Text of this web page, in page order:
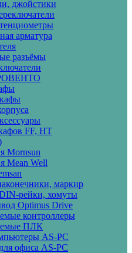
джойстики
арматура
разъёмы
FF, HT
Mornsun
Mean Well
маркир
рейки, хомуты
Optimus Drive
контроллеры
ПЛК
AS-PC
офиса AS-PC